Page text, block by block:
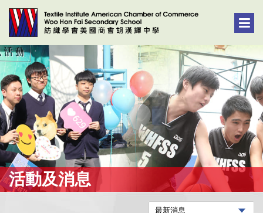
活動及消息